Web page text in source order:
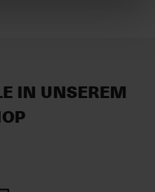
IN UNSEREM